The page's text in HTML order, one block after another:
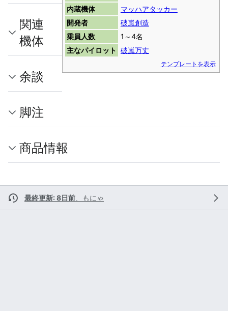
内蔵機体
マッハアタッカー
開発者
破嵐創造
乗員人数
1～4名
主なパイロット 破嵐万丈
テンプレートを表示
関連
機体
余談
脚注
商品情報
最終更新: 8日前 もにゃ